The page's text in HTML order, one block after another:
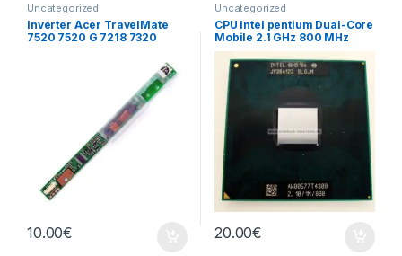
Uncategorized
Inverter Acer TravelMate
7520 7520 G 7218 7320
10.00€
Uncategorized
CPU Intel pentium Dual-Core
Mobile 2.1 GHz 800 MHz
20.00€